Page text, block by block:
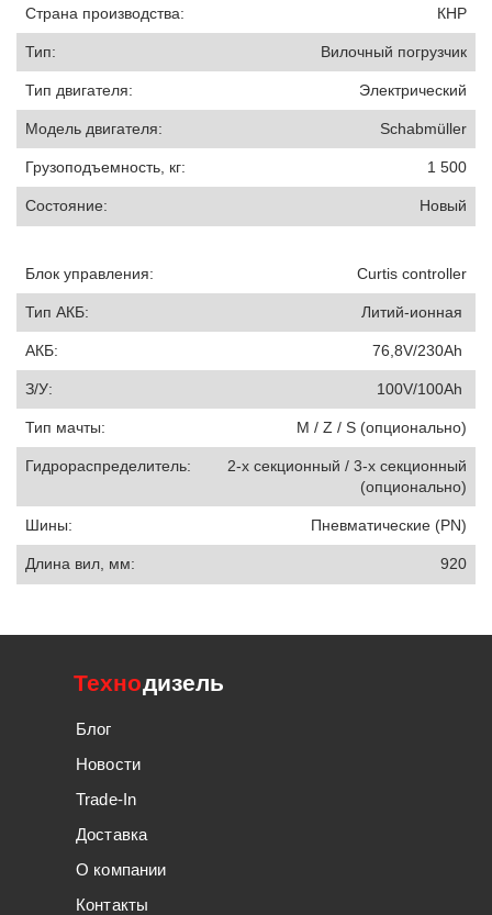
Страна производства: КНР
Тип: Вилочный погрузчик
Тип двигателя: Электрический
Модель двигателя: Schabmüller
Грузоподъемность, кг: 1 500
Состояние: Новый
Блок управления: Curtis controller
Тип АКБ: Литий-ионная
АКБ: 76,8V/230Ah
З/У: 100V/100Ah
Тип мачты: M / Z / S (опционально)
Гидрораспределитель:
2-х секционный / 3-х секционный
(опционально)
Шины: Пневматические (PN)
Длина вил, мм: 920
Технодизель
Блог
Новости
Trade-In
Доставка
О компании
Контакты